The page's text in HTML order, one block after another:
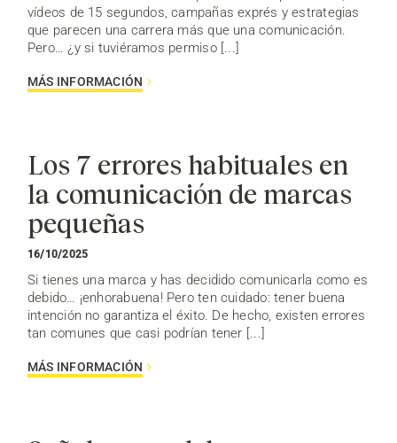
vídeos de 15 segundos, campañas exprés y estrategias
que parecen una carrera más que una comunicación.
Pero… ¿y si tuviéramos permiso [...]
MÁS INFORMACIÓN
Los 7 errores habituales en
la comunicación de marcas
pequeñas
16/10/2025
Si tienes una marca y has decidido comunicarla como es
debido… ¡enhorabuena! Pero ten cuidado: tener buena
intención no garantiza el éxito. De hecho, existen errores
tan comunes que casi podrían tener [...]
MÁS INFORMACIÓN